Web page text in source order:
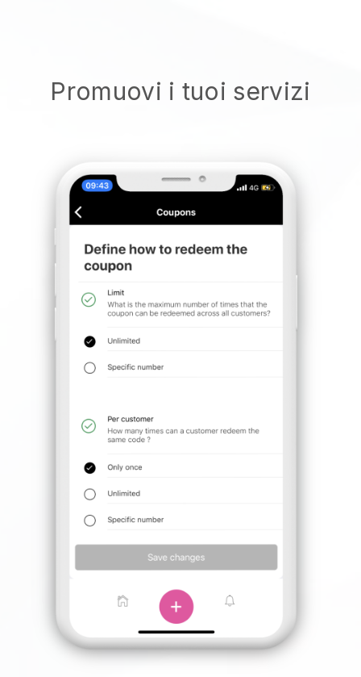
Promuovi i tuoi servizi